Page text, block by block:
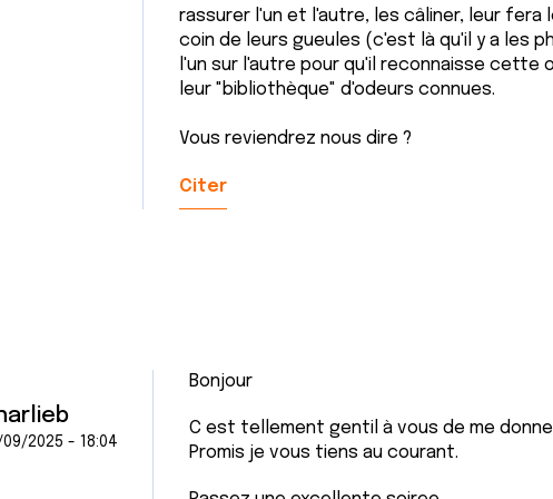
rassurer l'un et l'autre, les câliner, leur fera
coin de leurs gueules (c'est là qu'il y a les
l'un sur l'autre pour qu'il reconnaisse cette
leur "bibliothèque" d'odeurs connues.
Vous reviendrez nous dire ?
Citer
2025 - 18:04
Bonjour
C est tellement gentil à vous de me
Promis je vous tiens au courant.